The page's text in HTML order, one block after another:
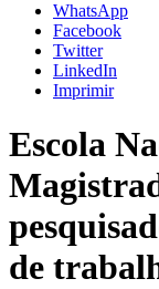
WhatsApp
Facebook
Twitter
LinkedIn
Imprimir
Escola
de